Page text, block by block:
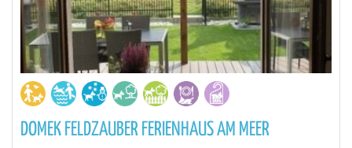
DOMEK FELDZAUBER FERIENHAUS AM MEER